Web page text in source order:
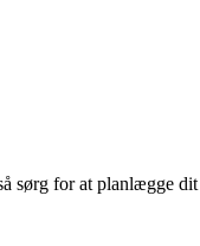
sørg for at planlægge dit